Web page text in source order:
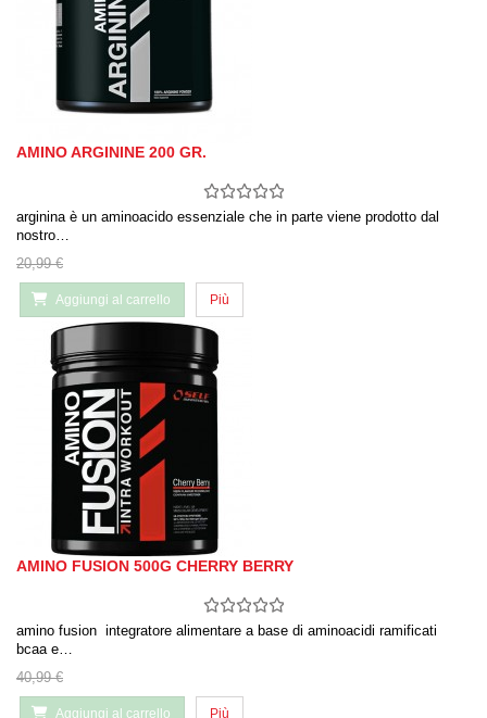
AMINO ARGININE 200 GR.
arginina è un aminoacido essenziale che in parte viene prodotto dal
nostro…
20,99 €
Aggiungi al carrello Più
AMINO FUSION 500G CHERRY BERRY
amino fusion integratore alimentare a base di aminoacidi ramificati
bcaa e…
40,99 €
Aggiungi al carrello Più